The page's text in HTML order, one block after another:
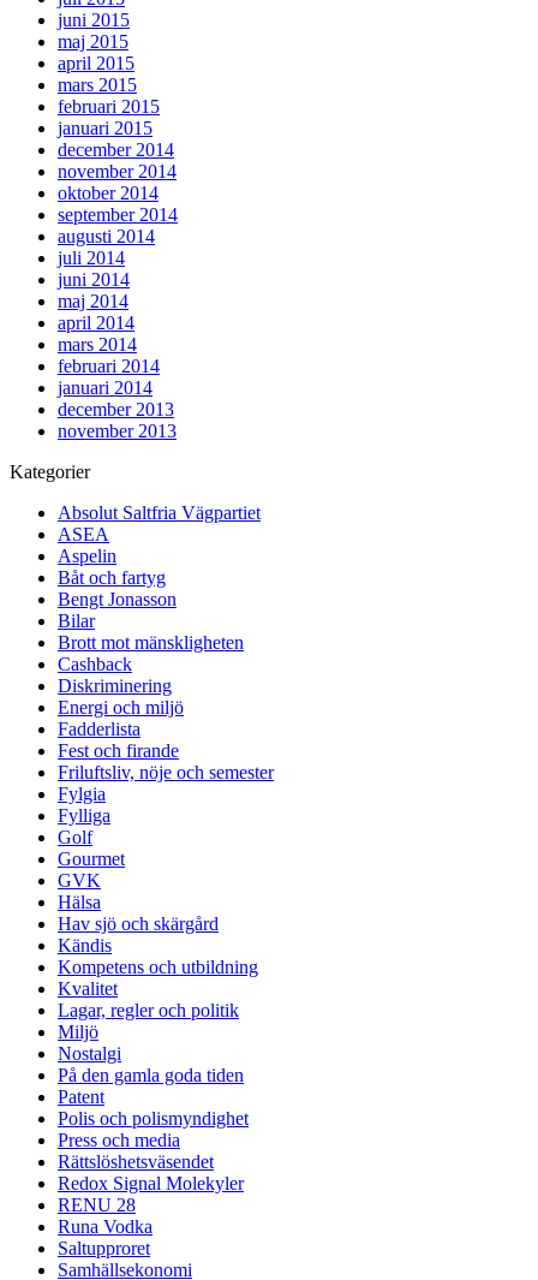
juni 2015
maj 2015
april 2015
mars 2015
februari 2015
januari 2015
december 2014
november 2014
oktober 2014
september 2014
augusti 2014
juli 2014
juni 2014
maj 2014
april 2014
mars 2014
februari 2014
januari 2014
december 2013
november 2013
Kategorier
Absolut Saltfria Vägpartiet
ASEA
Aspelin
Båt och fartyg
Bengt Jonasson
Bilar
Brott mot mänskligheten
Cashback
Diskriminering
Energi och miljö
Fadderlista
Fest och firande
Friluftsliv, nöje och semester
Fylgia
Fylliga
Golf
Gourmet
GVK
Hälsa
Hav sjö och skärgård
Kändis
Kompetens och utbildning
Kvalitet
Lagar, regler och politik
Miljö
Nostalgi
På den gamla goda tiden
Patent
Polis och polismyndighet
Press och media
Rättslöshetsväsendet
Redox Signal Molekyler
RENU 28
Runa Vodka
Saltupproret
Samhällsekonomi